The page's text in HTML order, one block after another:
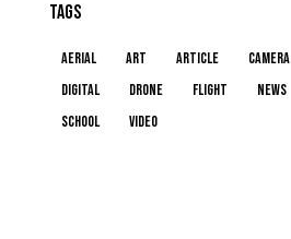
TAGS
aerial art article camera
digital
drone flight news
school
video